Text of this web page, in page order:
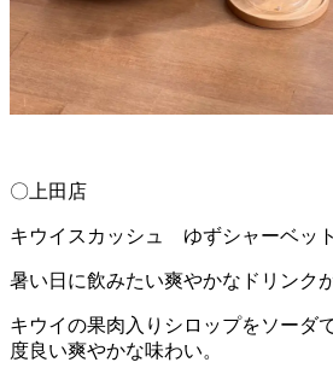
〇上田店
キウイスカッシュ ゆずシャーベッ
暑い日に飲みたい爽やかなドリンク
キウイの果肉入りシロップをソーダ
度良い爽やかな味わい。